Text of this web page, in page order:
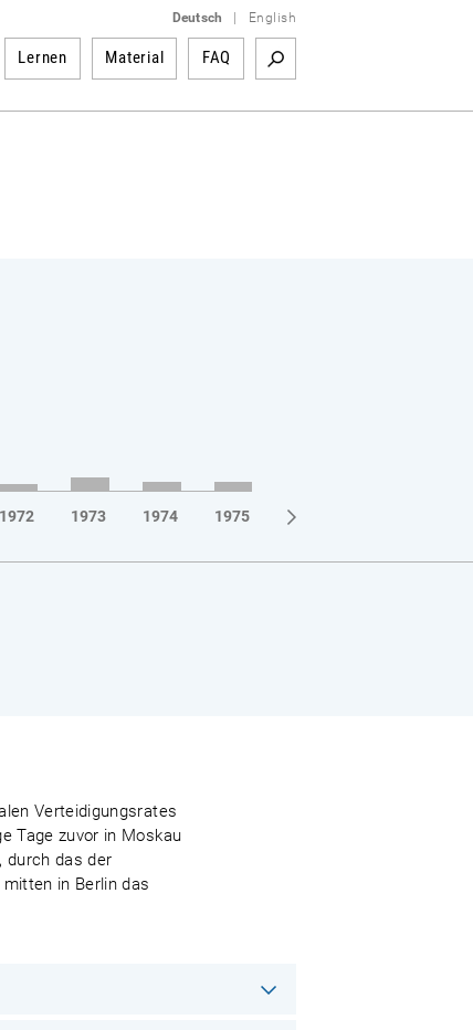
Deutsch English
Lernen Material FAQ
1972 1973 1974 1975 1976
Verteidigungsrates
Tage zuvor in Moskau
durch das der
in Berlin das